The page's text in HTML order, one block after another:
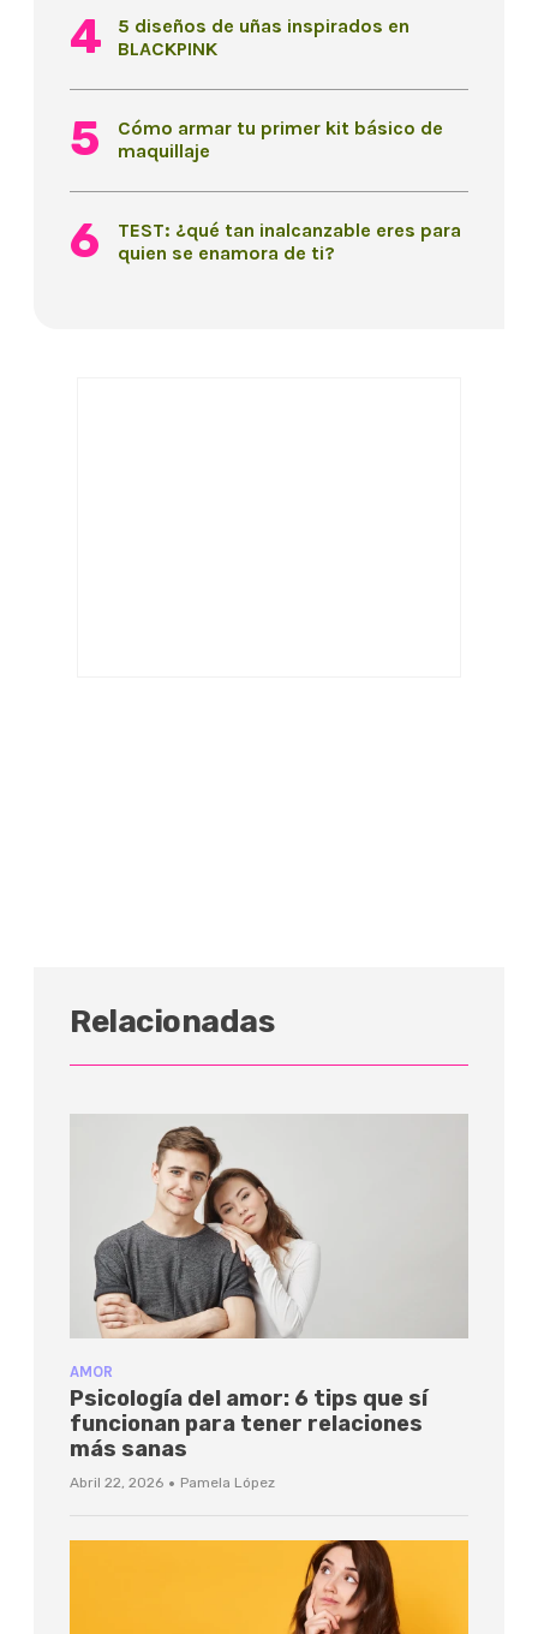
5 diseños de uñas inspirados en
BLACKPINK
Cómo armar tu primer kit básico de
maquillaje
TEST: ¿qué tan inalcanzable eres para
quien se enamora de ti?
Relacionadas
AMOR
Psicología del amor: 6 tips que sí
funcionan para tener relaciones
más sanas
Abril 22, 2026 · Pamela López